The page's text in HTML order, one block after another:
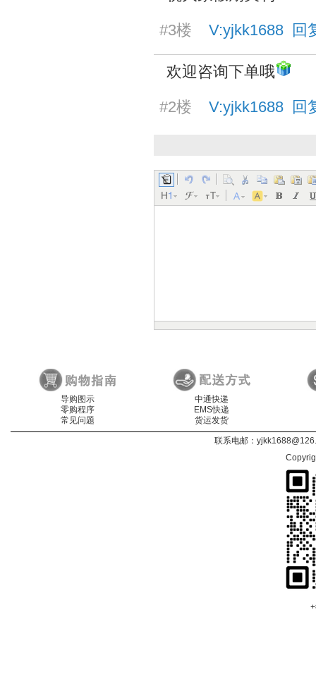
#3楼 V:yjkk1688 回
欢迎咨询下单哦
#2楼 V:yjkk1688 回
导购图示
零购程序
常见问题
中通快递
EMS快递
货运发货
联系电邮：